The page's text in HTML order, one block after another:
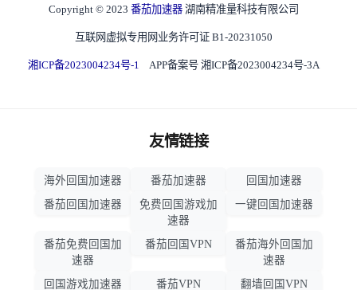
Copyright © 2023 番茄加速器 湖南精准量科技有限公司
互联网虚拟专用网业务许可证 B1-20231050
湘ICP备2023004234号-1 APP备案号 湘ICP备2023004234号-3A
友情链接
海外回国加速器 番茄加速器
回国加速器
番茄回国加速器
免费回国游戏加
速器
一键回国加速器
番茄免费回国加
速器
番茄回国VPN
番茄海外回国加
速器
回国游戏加速器
番茄VPN 翻墙回国VPN